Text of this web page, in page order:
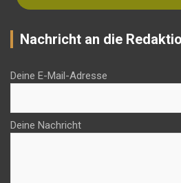
Nachricht an die
Deine E-Mail-Adresse
Deine Nachricht